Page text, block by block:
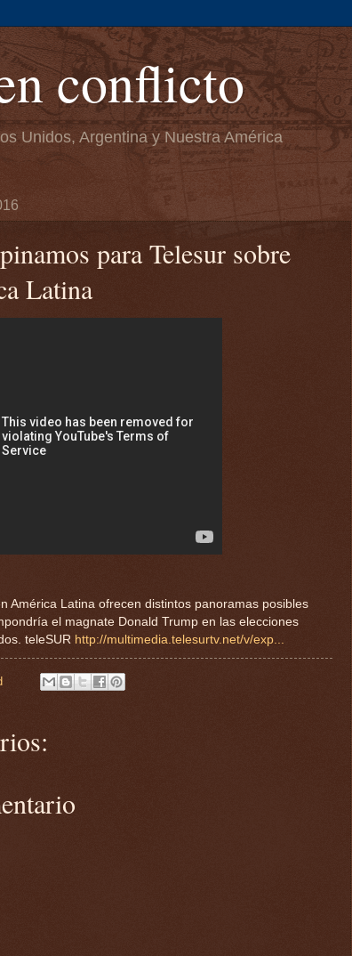
conflicto
Unidos, Argentina y Nuestra América
para Telesur sobre
Latina
América Latina ofrecen distintos panoramas posibles
el magnate Donald Trump en las elecciones
teleSUR http://multimedia.telesurtv.net/v/exp...